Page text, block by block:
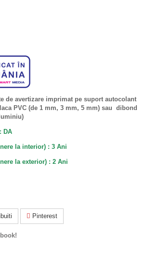
de avertizare imprimat pe suport autocolant
PVC (de 1 mm, 3 mm, 5 mm) sau dibond
DA
la interior) : 3 Ani
la exterior) : 2 Ani
Pinterest